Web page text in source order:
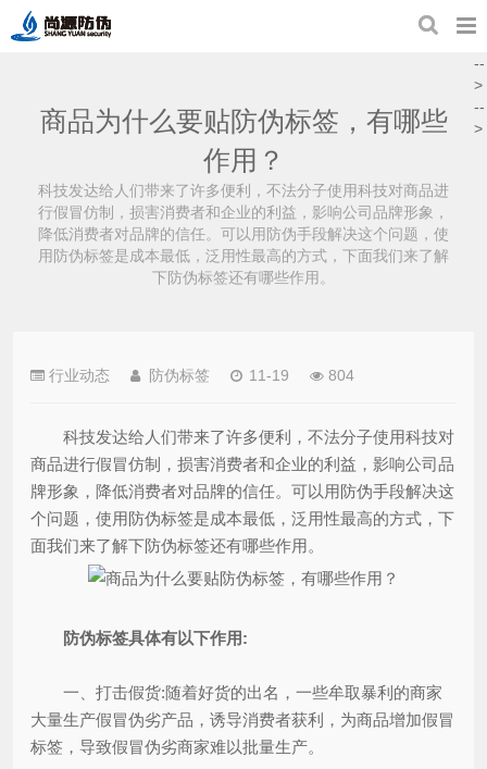
商品为什么要贴防伪标签，有哪些
作用？
科技发达给人们带来了许多便利，不法分子使用科技对商品进
行假冒仿制，损害消费者和企业的利益，影响公司品牌形象，
降低消费者对品牌的信任。可以用防伪手段解决这个问题，使
用防伪标签是成本最低，泛用性最高的方式，下面我们来了解
下防伪标签还有哪些作用。
行业动态 防伪标签 11-19 804
科技发达给人们带来了许多便利，不法分子使用科技对
商品进行假冒仿制，损害消费者和企业的利益，影响公司品
牌形象，降低消费者对品牌的信任。可以用防伪手段解决这
个问题，使用防伪标签是成本最低，泛用性最高的方式，下
面我们来了解下防伪标签还有哪些作用。
防伪标签具体有以下作用:
一、打击假货:随着好货的出名，一些牟取暴利的商家
大量生产假冒伪劣产品，诱导消费者获利，为商品增加假冒
标签，导致假冒伪劣商家难以批量生产。
--
>
--
>